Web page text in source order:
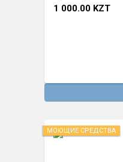
1 000.00 KZT
МОЮЩИЕ СРЕДСТВА